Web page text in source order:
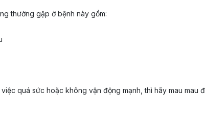
thường gặp ở bệnh này gồm:
quá sức hoặc không vận động mạnh, thì hãy mau